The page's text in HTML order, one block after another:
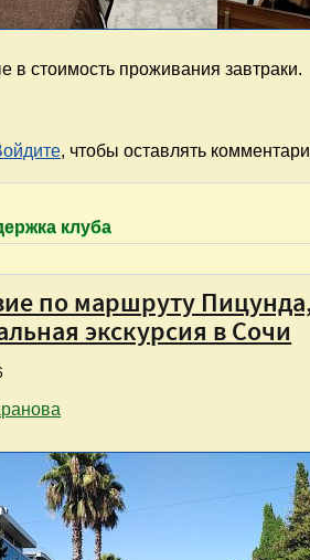
в стоимость проживания завтраки.
"Петровский" в Каменск-
, чтобы оставлять
клуба
по маршруту
экскурсия в Сочи